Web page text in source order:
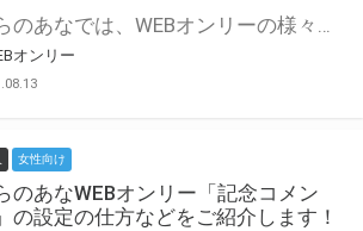
とらのあなでは、WEBオンリーの様々な支援を実施しています。 今回は2021年9月に実装を予定しているアップデート情報についてご紹介いたします。 とらのあなWEBオンリーサイトはこちら
オンリー
女性向け
のあなWEBオンリー「記念コメン
の設定の仕方などをご紹介します！